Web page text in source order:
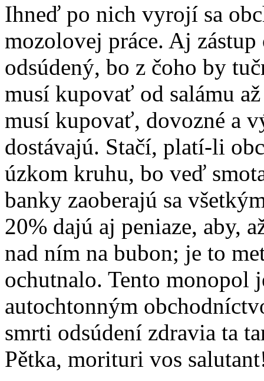
Ihneď po nich vyrojí sa
mozolovej práce. Aj
odsúdený, bo z čoho by
musí kupovať od salámu
musí kupovať, dovozné a
dostávajú. Stačí, platí-li
úzkom kruhu, bo veď
banky zaoberajú sa
20% dajú aj peniaze, aby,
nad ním na bubon; je to
ochutnalo. Tento monopol
autochtonným
smrti odsúdení zdravia ta
Pětka, morituri vos